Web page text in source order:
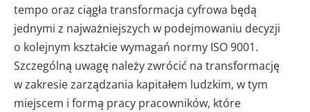
tempo oraz ciągła transformacja cyfrowa będą
jednymi z najważniejszych w podejmowaniu decyzji
o kolejnym kształcie wymagań normy ISO 9001.
Szczególną uwagę należy zwrócić na transformację
w zakresie zarządzania kapitałem ludzkim, w tym
miejscem i formą pracy pracowników, które